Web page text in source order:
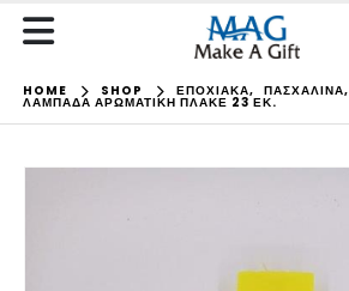
HOME SHOP ΕΠΟΧΙΑΚΑ, ΠΑΣΧΑΛΙΝΑ,
ΛΑΜΠΆΔΑ ΑΡΩΜΑΤΙΚΉ ΠΛΑΚΈ 23 ΕΚ.